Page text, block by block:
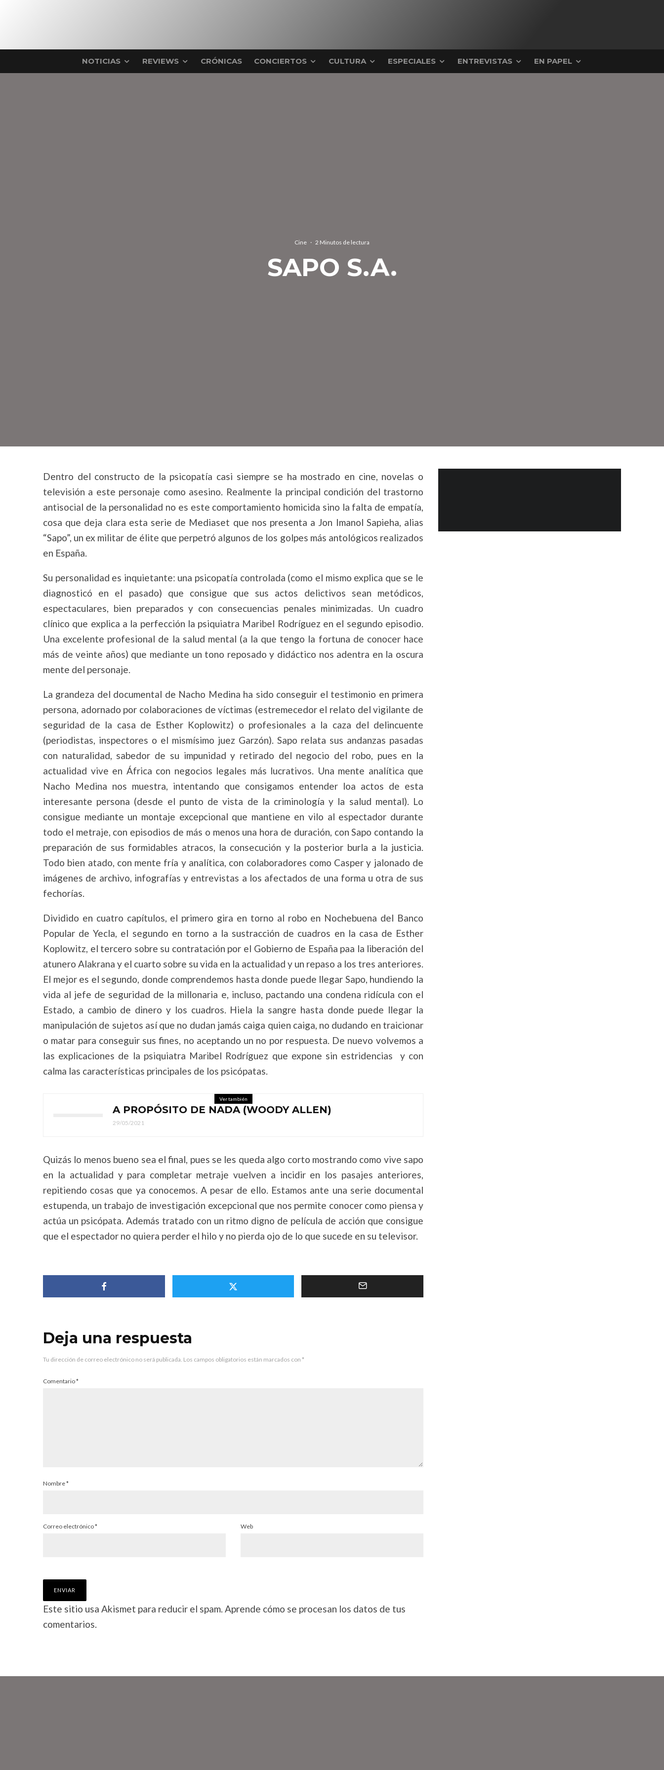
NOTICIAS REVIEWS CRÓNICAS CONCIERTOS CULTURA ESPECIALES ENTREVISTAS EN PAPEL
Cine · 2 Minutos de lectura
SAPO S.A.
Dentro del constructo de la psicopatía casi siempre se ha mostrado en cine, novelas o
televisión a este personaje como asesino. Realmente la principal condición del trastorno
antisocial de la personalidad no es este comportamiento homicida sino la falta de empatía,
cosa que deja clara esta serie de Mediaset que nos presenta a Jon Imanol Sapieha, alias
“Sapo”, un ex militar de élite que perpetró algunos de los golpes más antológicos realizados
en España.
Su personalidad es inquietante: una psicopatía controlada (como el mismo explica que se le
diagnosticó en el pasado) que consigue que sus actos delictivos sean metódicos,
espectaculares, bien preparados y con consecuencias penales minimizadas. Un cuadro
clínico que explica a la perfección la psiquiatra Maribel Rodríguez en el segundo episodio.
Una excelente profesional de la salud mental (a la que tengo la fortuna de conocer hace
más de veinte años) que mediante un tono reposado y didáctico nos adentra en la oscura
mente del personaje.
La grandeza del documental de Nacho Medina ha sido conseguir el testimonio en primera
persona, adornado por colaboraciones de víctimas (estremecedor el relato del vigilante de
seguridad de la casa de Esther Koplowitz) o profesionales a la caza del delincuente
(periodistas, inspectores o el mismísimo juez Garzón). Sapo relata sus andanzas pasadas
con naturalidad, sabedor de su impunidad y retirado del negocio del robo, pues en la
actualidad vive en África con negocios legales más lucrativos. Una mente analítica que
Nacho Medina nos muestra, intentando que consigamos entender loa actos de esta
interesante persona (desde el punto de vista de la criminología y la salud mental). Lo
consigue mediante un montaje excepcional que mantiene en vilo al espectador durante
todo el metraje, con episodios de más o menos una hora de duración, con Sapo contando la
preparación de sus formidables atracos, la consecución y la posterior burla a la justicia.
Todo bien atado, con mente fría y analítica, con colaboradores como Casper y jalonado de
imágenes de archivo, infografías y entrevistas a los afectados de una forma u otra de sus
fechorías.
Dividido en cuatro capítulos, el primero gira en torno al robo en Nochebuena del Banco
Popular de Yecla, el segundo en torno a la sustracción de cuadros en la casa de Esther
Koplowitz, el tercero sobre su contratación por el Gobierno de España paa la liberación del
atunero Alakrana y el cuarto sobre su vida en la actualidad y un repaso a los tres anteriores.
El mejor es el segundo, donde comprendemos hasta donde puede llegar Sapo, hundiendo la
vida al jefe de seguridad de la millonaria e, incluso, pactando una condena ridícula con el
Estado, a cambio de dinero y los cuadros. Hiela la sangre hasta donde puede llegar la
manipulación de sujetos así que no dudan jamás caiga quien caiga, no dudando en traicionar
o matar para conseguir sus fines, no aceptando un no por respuesta. De nuevo volvemos a
las explicaciones de la psiquiatra Maribel Rodríguez que expone sin estridencias y con
calma las características principales de los psicópatas.
Ver también
A PROPÓSITO DE NADA (WOODY ALLEN)
29/05/2021
Quizás lo menos bueno sea el final, pues se les queda algo corto mostrando como vive sapo
en la actualidad y para completar metraje vuelven a incidir en los pasajes anteriores,
repitiendo cosas que ya conocemos. A pesar de ello. Estamos ante una serie documental
estupenda, un trabajo de investigación excepcional que nos permite conocer como piensa y
actúa un psicópata. Además tratado con un ritmo digno de película de acción que consigue
que el espectador no quiera perder el hilo y no pierda ojo de lo que sucede en su televisor.
Deja una respuesta
Tu dirección de correo electrónico no será publicada. Los campos obligatorios están marcados con *
Comentario*
Nombre*
Correo electrónico* Web
Este sitio usa Akismet para reducir el spam. Aprende cómo se procesan los datos de tus
comentarios.